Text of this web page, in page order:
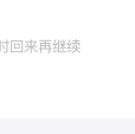
回来再继续